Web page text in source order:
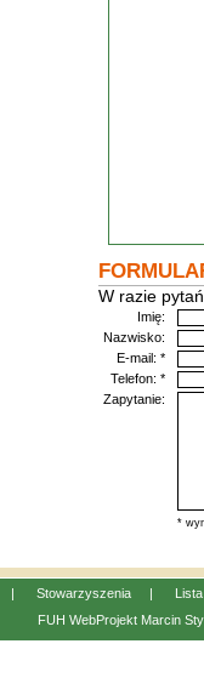
W razie
Imię:
Nazwisko:
E-mail: *
Telefon: *
Zapytanie:
*
Stowarzyszenia
FUH WebProjektMarcin